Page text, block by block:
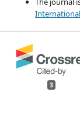
International
3